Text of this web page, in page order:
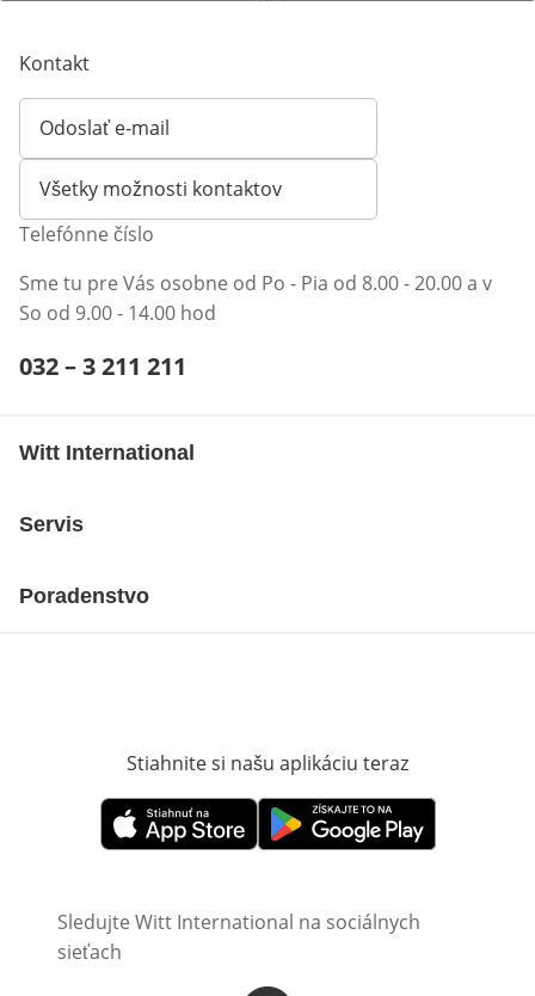
Kontakt
Odoslať e-mail
Otvorí e-mailového klienta
Všetky možnosti kontaktov
Telefónne číslo
Sme tu pre Vás osobne od Po - Pia od 8.00 - 20.00 a v
So od 9.00 - 14.00 hod
Telefónne číslo:
032 – 3 211 211
Witt International
Servis
Poradenstvo
Stiahnite si našu aplikáciu teraz
Otvorí sa vnovom okneOtvorí sa vnovom okne
Sledujte Witt International na sociálnych
sieťach